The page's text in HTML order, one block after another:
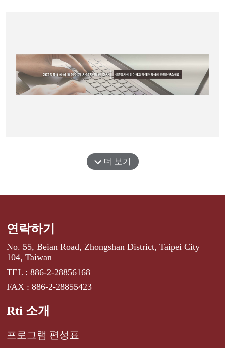
더 보기
연락하기
No. 55, Beian Road, Zhongshan District, Taipei City
104, Taiwan
TEL : 886-2-28856168
FAX : 886-2-28855423
Rti 소개
프로그램 편성표